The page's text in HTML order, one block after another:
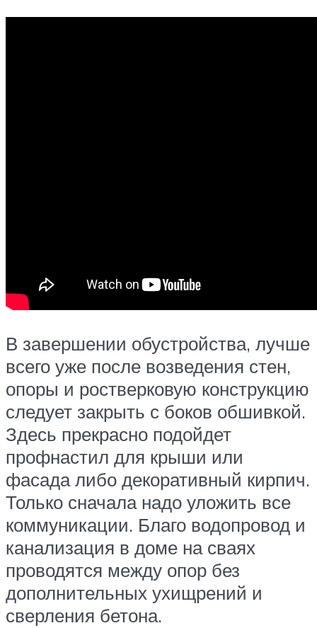
В завершении обустройства, лучше
всего уже после возведения стен,
опоры и ростверковую конструкцию
следует закрыть с боков обшивкой.
Здесь прекрасно подойдет
профнастил для крыши или
фасада либо декоративный кирпич.
Только сначала надо уложить все
коммуникации. Благо водопровод и
канализация в доме на сваях
проводятся между опор без
дополнительных ухищрений и
сверления бетона.